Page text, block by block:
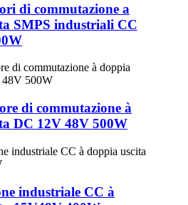
di commutazione a
SMPS industriali CC
di commutazione à
DC 12V 48V 500W
industriale CC à